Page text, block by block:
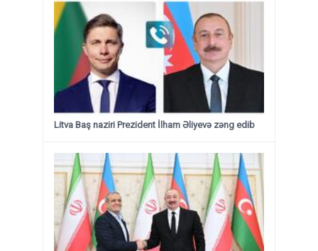
Litva Baş naziri Prezident İlham Əliyevə zəng edib